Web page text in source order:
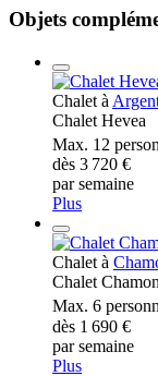
Objets
Chalet à
Chalet Hevea
Max. 12
dès 3 720 €
par semaine
Plus
Chalet à
Chalet
Max. 6
dès 1 690 €
par semaine
Plus